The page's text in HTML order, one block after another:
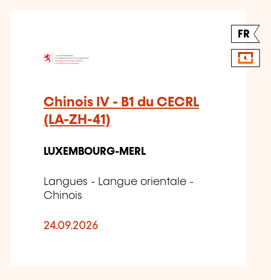
FR
Chinois IV - B1 du CECRL
(LA-ZH-41)
LUXEMBOURG-MERL
Langues - Langue orientale -
Chinois
24.09.2026